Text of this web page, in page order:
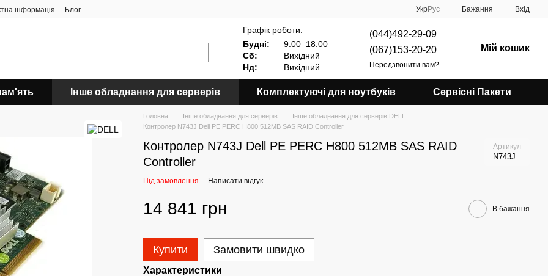
інформація Блог УкрРус Бажання Вхід
Графік роботи:
Будні:
9:00–18:00
Сб:
Вихідний
Нд:
Вихідний
(044)492-29-09
(067)153-20-20
Передзвонити вам?
Мій кошик
Інше обладнання для серверів Комплектуючі для ноутбуків Сервісні Пакети
Головна Інше обладнання для серверів
Інше обладнання для серверів DELL
Контролер N743J Dell PE PERC H800 512MB SAS RAID Controller
Контролер N743J Dell PE PERC H800 512MB SAS RAID
Controller
Артикул
N743J
Під замовлення Написати відгук
14 841 грн В бажання
Купити Замовити швидко
Характеристики